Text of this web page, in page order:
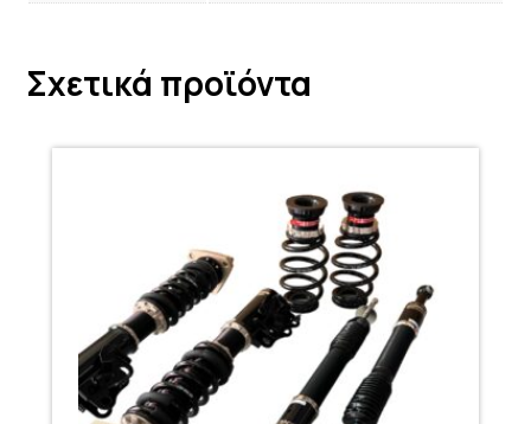
Σχετικά προϊόντα